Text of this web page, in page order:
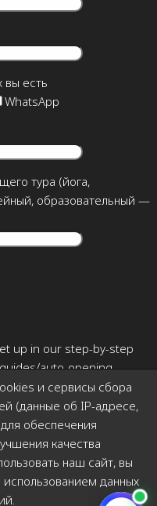
и сервисы сбора
(данные об IP-адресе,
обеспечения
качества
наш сайт, вы
данных
вы есть
WhatsApp
тура (йога,
образовательный —
up in our step-by-step
auto-opening-